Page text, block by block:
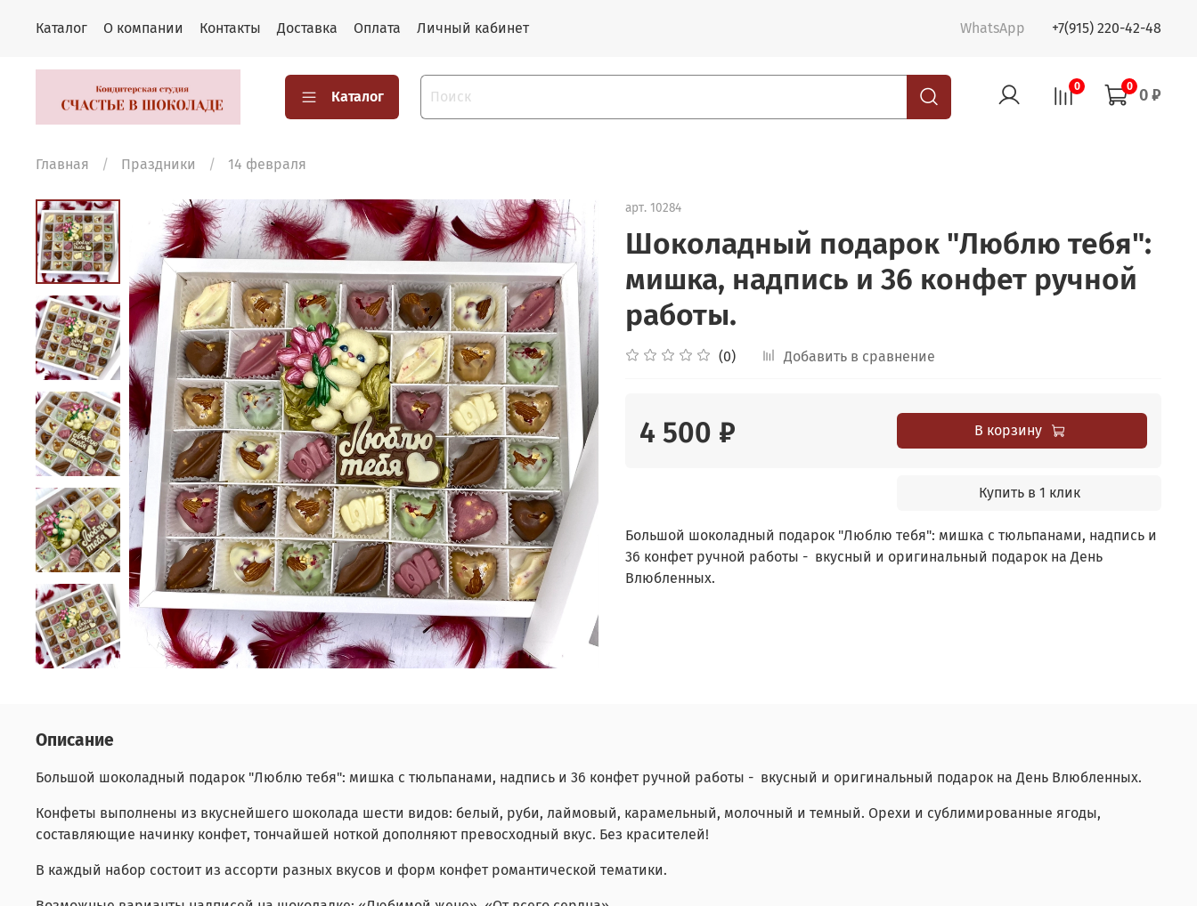
Каталог О компании Контакты Доставка Оплата Личный кабинет WhatsApp +7(915) 220-42-48
Каталог
0 0 0 ₽
Главная Праздники 14 февраля
арт. 10284
Шоколадный подарок "Люблю тебя":
мишка, надпись и 36 конфет ручной
работы.
(0) Добавить в сравнение
4 500 ₽ В корзину
Купить в 1 клик
Большой шоколадный подарок "Люблю тебя": мишка с тюльпанами, надпись и
36 конфет ручной работы - вкусный и оригинальный подарок на День
Влюбленных.
Описание
Большой шоколадный подарок "Люблю тебя": мишка с тюльпанами, надпись и 36 конфет ручной работы - вкусный и оригинальный подарок на День Влюбленных.
Конфеты выполнены из вкуснейшего шоколада шести видов: белый, руби, лаймовый, карамельный, молочный и темный. Орехи и сублимированные ягоды,
составляющие начинку конфет, тончайшей ноткой дополняют превосходный вкус. Без красителей!
В каждый набор состоит из ассорти разных вкусов и форм конфет романтической тематики.